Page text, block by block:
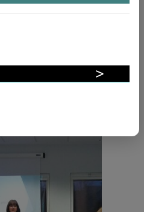
cada vez está más
que otorga el
2018/19. Este
el SEPIE pretende
Formación ...